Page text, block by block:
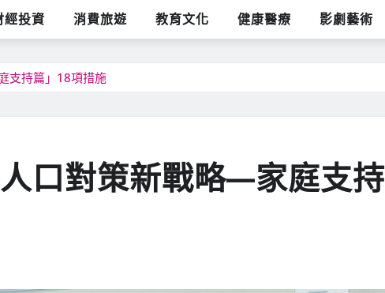
經投資 消費旅遊 教育文化 健康醫療 影劇藝術
支持篇」18項措施
口對策新戰略—家庭支持